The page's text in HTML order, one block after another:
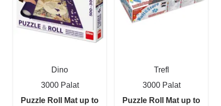
Dino
3000 Palat
Puzzle Roll Mat up to
Trefl
3000 Palat
Puzzle Roll Mat up to